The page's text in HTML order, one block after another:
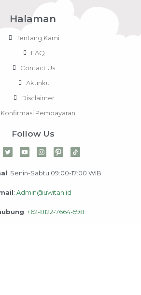
Halaman
Tentang Kami
FAQ
Contact Us
Akunku
Disclaimer
Konfirmasi Pembayaran
Follow Us
: Senin-Sabtu 09:00-17:00 WIB
: Admin@uwitan.id
: +62-8122-7664-598